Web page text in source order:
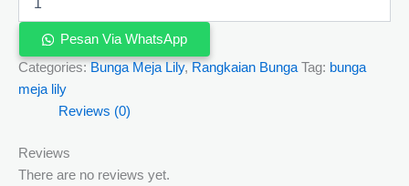
Pesan Via WhatsApp
Categories: Bunga Meja Lily, Rangkaian Bunga Tag: bunga
meja lily
Reviews (0)
Reviews
There are no reviews yet.